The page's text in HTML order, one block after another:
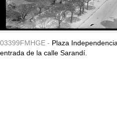
03399FMHGE - Plaza
entrada de la calle Sarandí.